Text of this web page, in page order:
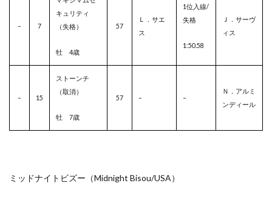
– 7
キュリティ
（失格）
牡 4歳
57
Ｌ．サエ
ス
1位入線/
失格
1:50.58
Ｊ．サーヴ
ィス
– 15
ストーンチ
（取消）
牡 7歳
57 – –
Ｎ．アルミ
ンディール
ミッドナイトビズー（Midnight Bisou/USA）